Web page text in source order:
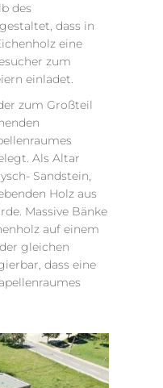
des
dass in
eine
zum
einladet.
zum Großteil
Als Altar
Sandstein,
Holz aus
Massive Bänke
auf einem
gleichen
dass eine